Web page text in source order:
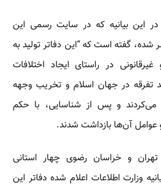
در این بیانیه‌ که در سایت رسمی این
شده، گفته است که “این دفا‌تر تولید به
در راستای ایجاد اختلافات
تفرقه در جهان اسلام و تخریب وجهه
می‌کردند و پس از شناسایی، با حکم
آن‌ها بازداشت شدند.
تهران و خراسان رضوی چهار استانی
وزارت اطلاعات اعلام شده دفا‌تر این